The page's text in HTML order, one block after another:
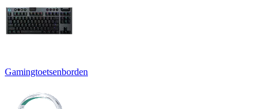
Gamingtoetsenborden